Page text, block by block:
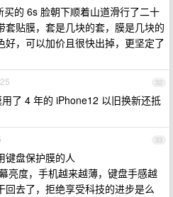
买的 6s 脸朝下顺着山道滑行了二十
套贴膜，套是几块的套，膜是几块的
好，可以加价且很快出掉，更坚定了
32
了 4 年的 iPhone12 以旧换新还抵
33
键盘保护膜的人
亮度，手机越来越薄，键盘手感越
回去了，拒绝享受科技的进步是么